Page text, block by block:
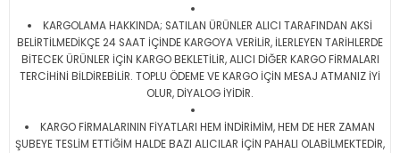
KARGOLAMA HAKKINDA; SATILAN ÜRÜNLER ALICI TARAFINDAN AKSİ
BELİRTİLMEDİKÇE 24 SAAT İÇİNDE KARGOYA VERİLİR, İLERLEYEN TARİHLERDE
BİTECEK ÜRÜNLER İÇİN KARGO BEKLETİLİR, ALICI DİĞER KARGO FİRMALARI
TERCİHİNİ BİLDİREBİLİR. TOPLU ÖDEME VE KARGO İÇİN MESAJ ATMANIZ İYİ
OLUR, DİYALOG İYİDİR.
KARGO FİRMALARININ FİYATLARI HEM İNDİRİMİM, HEM DE HER ZAMAN
ŞUBEYE TESLİM ETTİĞİM HALDE BAZI ALICILAR İÇİN PAHALI OLABİLMEKTEDİR,